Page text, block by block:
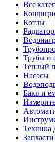
Все
Котлы
Трубы и
Теплый
Насосы
Баки и
Техника
Запчасти